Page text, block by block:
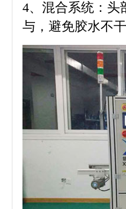
4、混合系统：头
与，避免胶水不